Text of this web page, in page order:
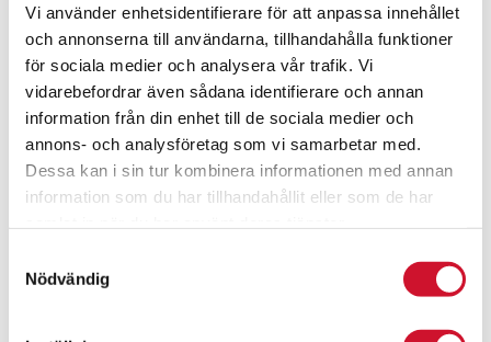
Vi använder enhetsidentifierare för att anpassa innehållet
och annonserna till användarna, tillhandahålla funktioner
för sociala medier och analysera vår trafik. Vi
vidarebefordrar även sådana identifierare och annan
information från din enhet till de sociala medier och
annons- och analysföretag som vi samarbetar med.
Dessa kan i sin tur kombinera informationen med annan
information som du har tillhandahållit eller som de har
Nödvändig